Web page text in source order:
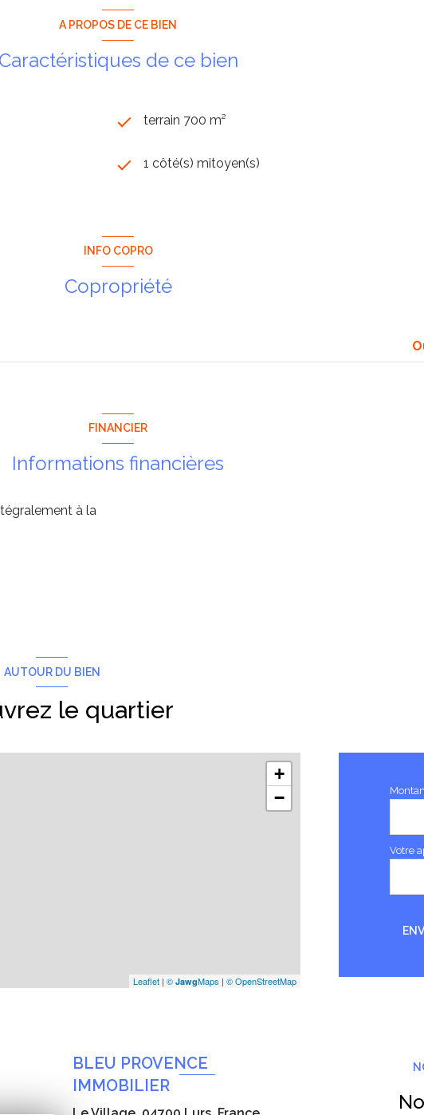
A PROPOS DE CE BIEN
Caractéristiques de ce bien
terrain 700 m²
1 côté(s) mitoyen(s)
INFO COPRO
Copropriété
FINANCIER
Informations financières
à la
AUTOUR DU BIEN
le quartier
+
−
Leaflet | © JawgMaps | © OpenStreetMap
Votre
BLEU PROVENCE
IMMOBILIER